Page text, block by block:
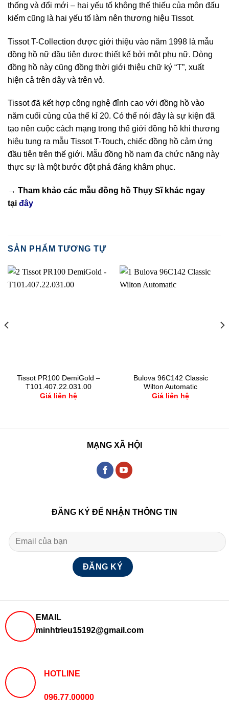
thống và đổi mới – hai yếu tố không thế thiếu của môn đấu
kiếm cũng là hai yếu tố làm nên thương hiệu Tissot.
Tissot T-Collection được giới thiệu vào năm 1998 là mẫu
đồng hồ nữ đầu tiên được thiết kế bởi một phụ nữ. Dòng
đồng hồ này cũng đồng thời giới thiệu chữ ký “T”, xuất
hiện cả trên dây và trên vỏ.
Tissot đã kết hợp công nghệ đỉnh cao với đồng hồ vào
năm cuối cùng của thế kỉ 20. Có thể nói đây là sự kiện đã
tạo nên cuộc cách mạng trong thế giới đồng hồ khi thương
hiệu tung ra mẫu Tissot T-Touch, chiếc đồng hồ cảm ứng
đầu tiên trên thế giới. Mẫu đồng hồ nam đa chức năng này
thực sự là một bước đột phá đáng khâm phục.
→ Tham khảo các mẫu đồng hồ Thụy Sĩkhác ngay
tại đây
SẢN PHẨM TƯƠNG TỰ
Tissot PR100 DemiGold –
T101.407.22.031.00
Giá liên hệ
Bulova 96C142 Classic
Wilton Automatic
Giá liên hệ
MẠNG XÃ HỘI
ĐĂNG KÝ ĐỂ NHẬN THÔNG TIN
EMAIL
minhtrieu15192@gmail.com
HOTLINE
096.77.00000